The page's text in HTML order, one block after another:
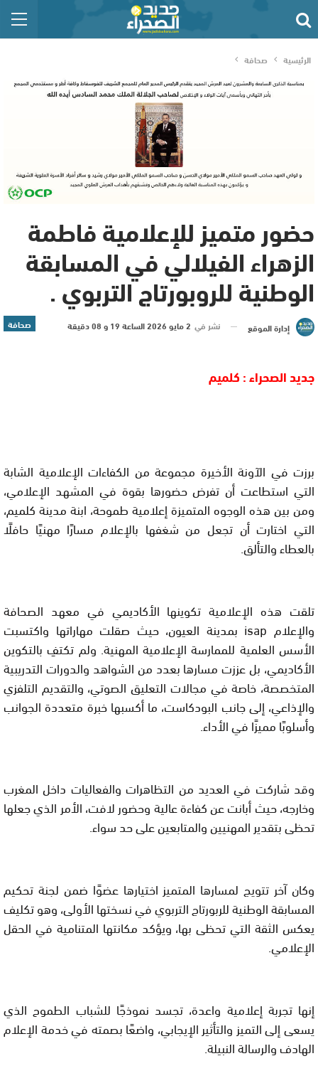
الرئيسية صحافة
حضور متميز للإعلامية فاطمة
الزهراء الفيلالي في المسابقة
الوطنية للروبورتاج التربوي .
صحافة إدارة الموقع نشر في 2 مايو 2026 الساعة 19 و 08 دقيقة
جديد الصحراء : كلميم
برزت في الآونة الأخيرة مجموعة من الكفاءات الإعلامية الشابة
التي استطاعت أن تفرض حضورها بقوة في المشهد الإعلامي،
ومن بين هذه الوجوه المتميزة إعلامية طموحة، ابنة مدينة كلميم،
التي اختارت أن تجعل من شغفها بالإعلام مسارًا مهنيًا حافلًا
بالعطاء والتألق.
تلقت هذه الإعلامية تكوينها الأكاديمي في معهد الصحافة
والإعلام isap بمدينة العيون، حيث صقلت مهاراتها واكتسبت
الأسس العلمية للممارسة الإعلامية المهنية. ولم تكتفِ بالتكوين
الأكاديمي، بل عززت مسارها بعدد من الشواهد والدورات التدريبية
المتخصصة، خاصة في مجالات التعليق الصوتي، والتقديم التلفزي
والإذاعي، إلى جانب البودكاست، ما أكسبها خبرة متعددة الجوانب
وأسلوبًا مميزًا في الأداء.
وقد شاركت في العديد من التظاهرات والفعاليات داخل المغرب
وخارجه، حيث أبانت عن كفاءة عالية وحضور لافت، الأمر الذي جعلها
تحظى بتقدير المهنيين والمتابعين على حد سواء.
وكان آخر تتويج لمسارها المتميز اختيارها عضوًا ضمن لجنة تحكيم
المسابقة الوطنية للربورتاج التربوي في نسختها الأولى، وهو تكليف
يعكس الثقة التي تحظى بها، ويؤكد مكانتها المتنامية في الحقل
الإعلامي.
إنها تجربة إعلامية واعدة، تجسد نموذجًا للشباب الطموح الذي
يسعى إلى التميز والتأثير الإيجابي، واضعًا بصمته في خدمة الإعلام
الهادف والرسالة النبيلة.